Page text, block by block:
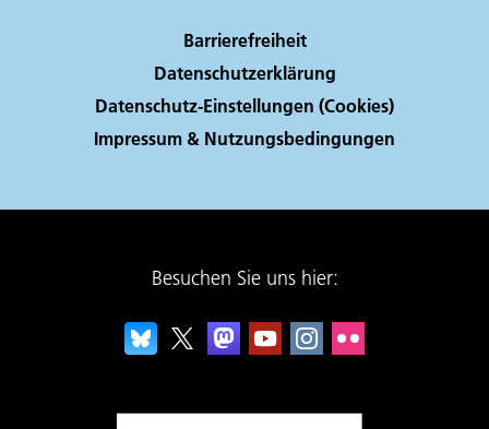
Barrierefreiheit
Datenschutzerklärung
Datenschutz-Einstellungen (Cookies)
Impressum & Nutzungsbedingungen
Besuchen Sie uns hier: